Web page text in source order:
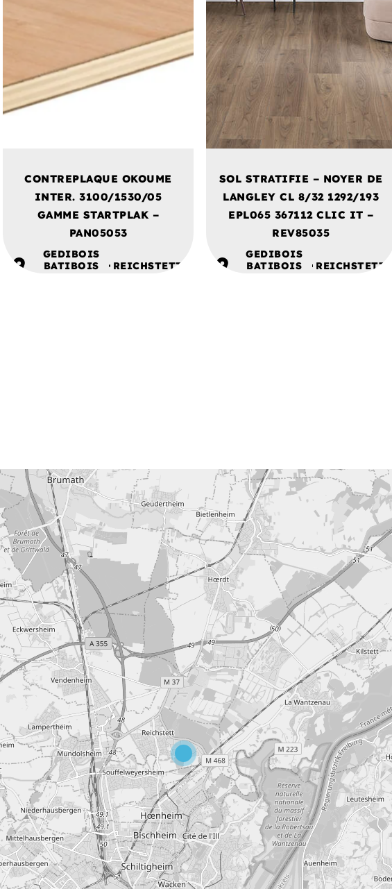
CONTREPLAQUE OKOUME
INTER. 3100/1530/05
GAMME STARTPLAK –
PAN05053
GEDIBOIS
BATIBOIS
REICHSTETT
SOL STRATIFIE – NOYER DE
LANGLEY CL 8/32 1292/193
EPL065 367112 CLIC IT –
REV85035
GEDIBOIS
BATIBOIS
REICHSTETT